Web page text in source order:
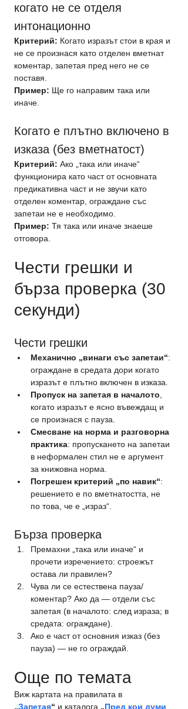
когато не се отделя
интонационно
Критерий: Когато изразът стои в края и
не се произнася като отделен вметнат
коментар, запетая пред него не се
поставя.
Пример: Ще го направим така или
иначе.
Когато е плътно включено в
изказа (без вметнатост)
Критерий: Ако „така или иначе“
функционира като част от основната
предикативна част и не звучи като
отделен коментар, ограждане със
запетаи не е необходимо.
Пример: Тя така или иначе знаеше
отговора.
Чести грешки и
бърза проверка (30
секунди)
Чести грешки
Механично „винаги със запетаи“:
ограждане в средата дори когато
изразът е плътно включен в изказа.
Пропуск на запетая в началото,
когато изразът е ясно въвеждащ и
се произнася с пауза.
Смесване на норма и разговорна
практика: пропускането на запетаи
в неформален стил не е аргумент
за книжовна норма.
Погрешен критерий „по навик“:
решението е по вметнатостта, не
по това, че е „израз“.
Бърза проверка
Премахни „така или иначе“ и
прочети изречението: строежът
остава ли правилен?
Чува ли се естествена пауза/
коментар? Ако да — отдели със
запетая (в началото: след израза; в
средата: ограждане).
Ако е част от основния изказ (без
пауза) — не го ограждай.
Още по темата
Виж картата на правилата в
„Запетая“ и каталога „Пред кои думи